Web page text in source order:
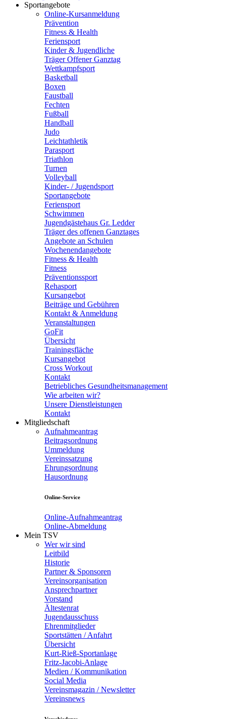
Sportangebote
Online-Kursanmeldung
Prävention
Fitness & Health
Feriensport
Kinder & Jugendliche
Träger Offener Ganztag
Wettkampfsport
Basketball
Boxen
Faustball
Fechten
Fußball
Handball
Judo
Leichtathletik
Parasport
Triathlon
Turnen
Volleyball
Kinder- / Jugendsport
Sportangebote
Feriensport
Schwimmen
Jugendgästehaus Gr. Ledder
Träger des offenen Ganztages
Angebote an Schulen
Wochenendangebote
Fitness & Health
Fitness
Präventionssport
Rehasport
Kursangebot
Beiträge und Gebühren
Kontakt & Anmeldung
Veranstaltungen
GoFit
Übersicht
Trainingsfläche
Kursangebot
Cross Workout
Kontakt
Betriebliches Gesundheitsmanagement
Wie arbeiten wir?
Unsere Dienstleistungen
Kontakt
Mitgliedschaft
Aufnahmeantrag
Beitragsordnung
Ummeldung
Vereinssatzung
Ehrungsordnung
Hausordnung
Online-Service
Online-Aufnahmeantrag
Online-Abmeldung
Mein TSV
Wer wir sind
Leitbild
Historie
Partner & Sponsoren
Vereinsorganisation
Ansprechpartner
Vorstand
Ältestenrat
Jugendausschuss
Ehrenmitglieder
Sportstätten / Anfahrt
Übersicht
Kurt-Rieß-Sportanlage
Fritz-Jacobi-Anlage
Medien / Kommunikation
Social Media
Vereinsmagazin / Newsletter
Vereinsnews